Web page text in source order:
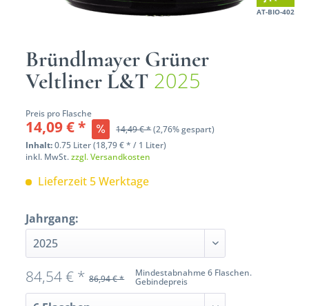
AT-BIO-402
Bründlmayer Grüner
Veltliner L&T 2025
Preis pro Flasche
14,09 € * 14,49 € *(2,76% gespart)
Inhalt:0.75 Liter (18,79 € * / 1 Liter)
inkl. MwSt.zzgl. Versandkosten
Lieferzeit 5 Werktage
Jahrgang:
Mindestabnahme 6 Flaschen.
Gebindepreis
84,54 € * 86,94 € *